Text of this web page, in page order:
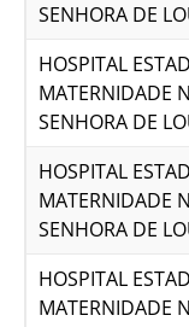
SENHORA DE
HOSPITAL
MATERNIDADE
SENHORA DE
HOSPITAL
MATERNIDADE
SENHORA DE
HOSPITAL
MATERNIDADE